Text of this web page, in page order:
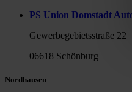
PS Union Domstadt
Gewerbegebietsstraße 22
06618 Schönburg
Nordhausen